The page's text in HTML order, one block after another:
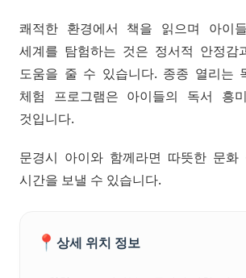
쾌적한 환경에서 책을 읽으며 아이
세계를 탐험하는 것은 정서적 안정감
도움을 줄 수 있습니다. 종종 열리는
체험 프로그램은 아이들의 독서 흥
것입니다.
문경시 아이와 함께라면 따뜻한 문화
시간을 보낼 수 있습니다.
📍 상세 위치 정보